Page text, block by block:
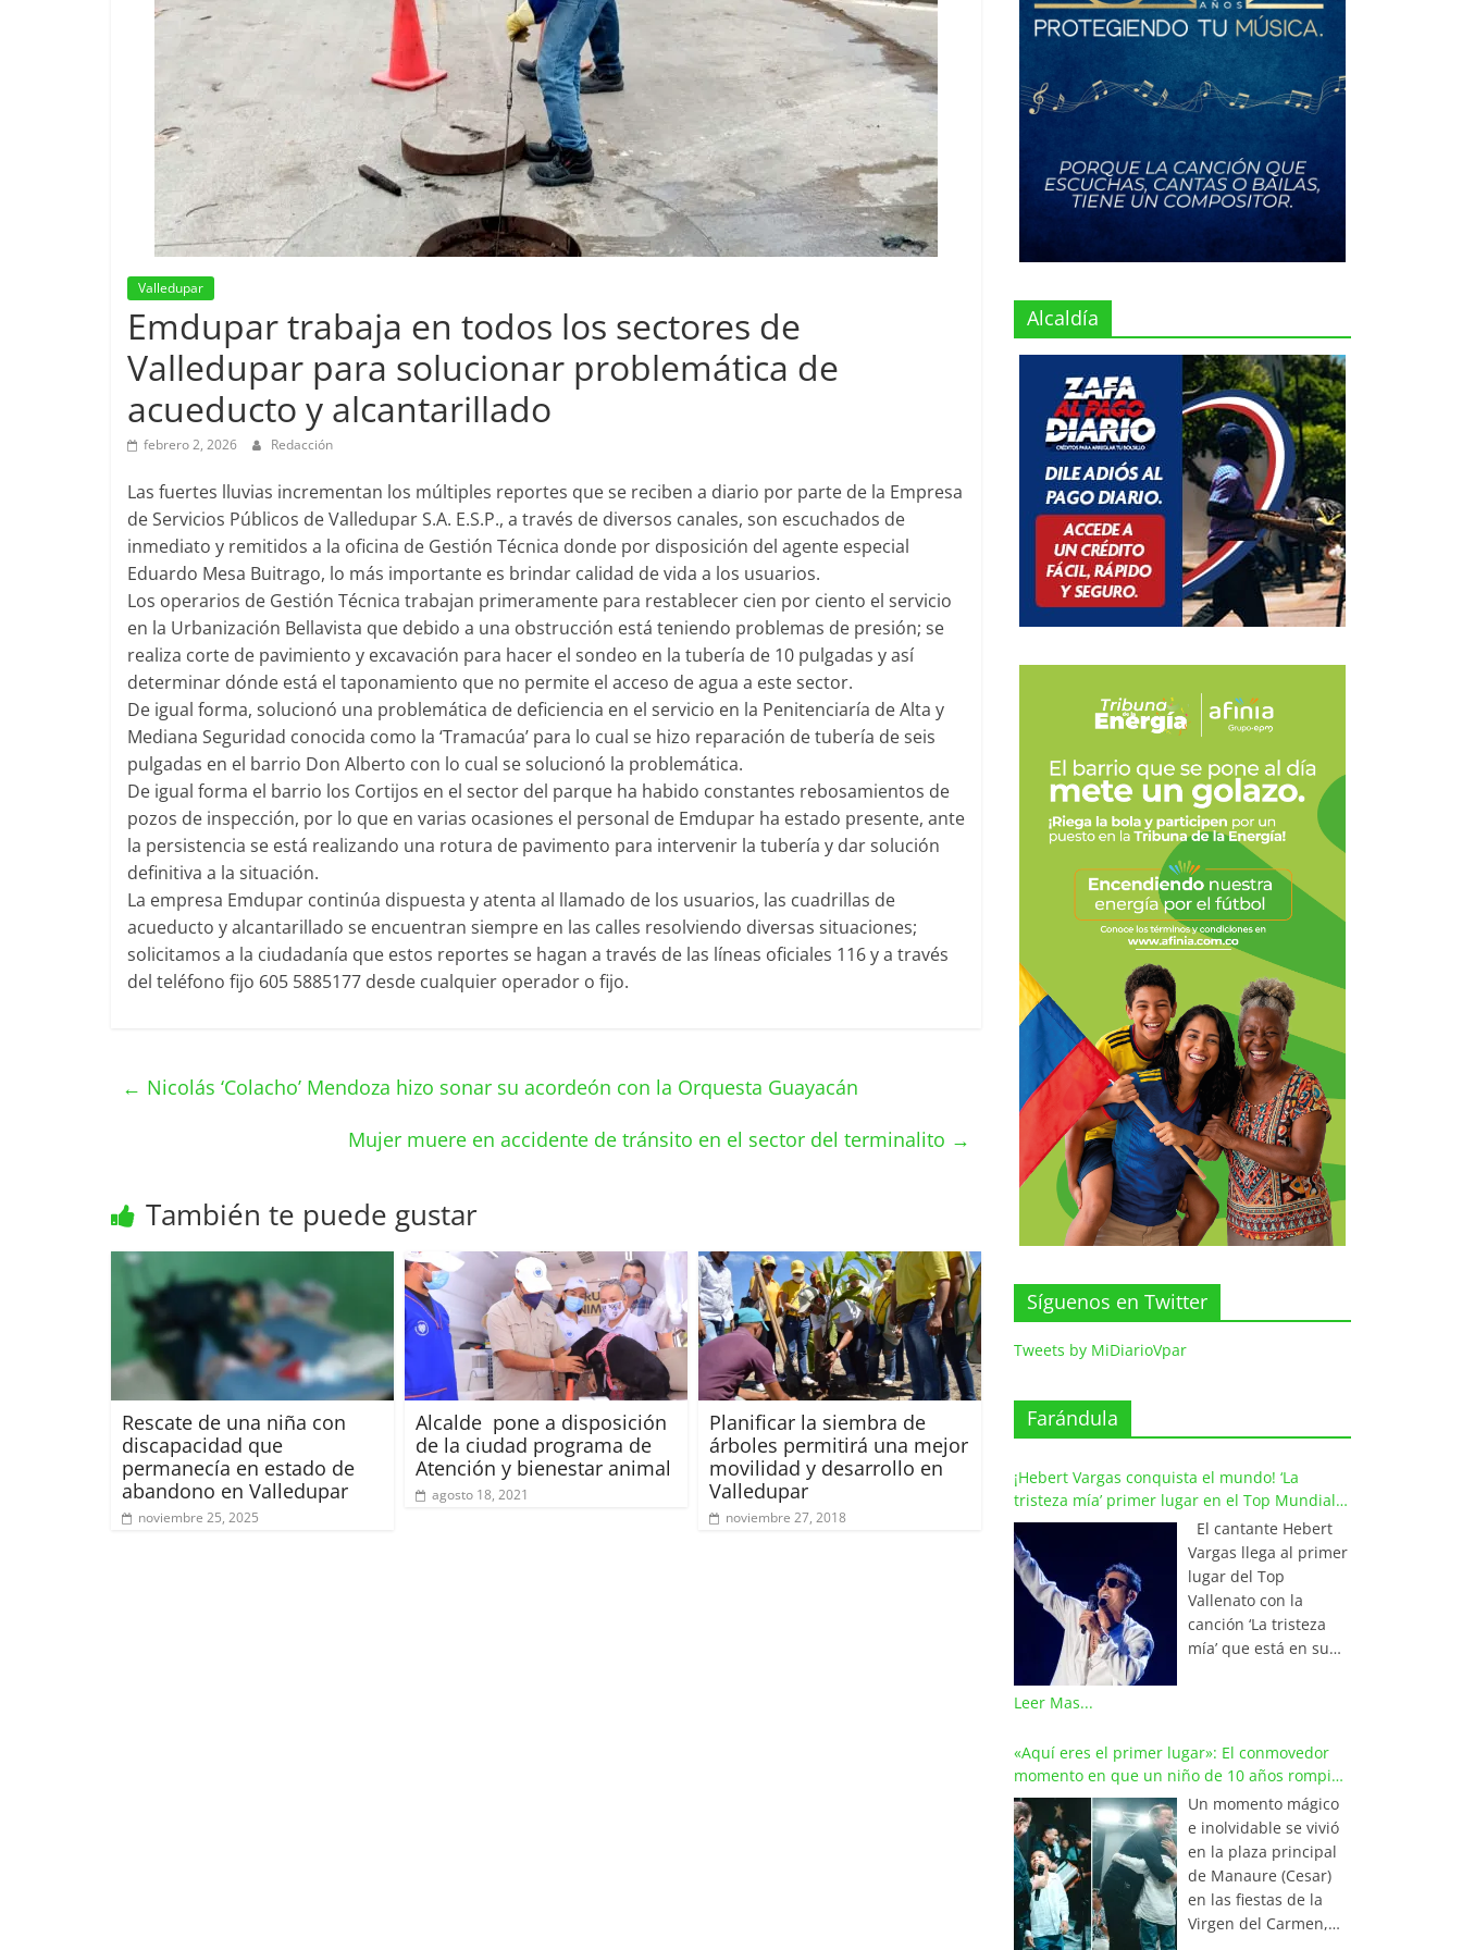
Valledupar
Emdupar trabaja en todos los sectores de
Valledupar para solucionar problemática de
acueducto y alcantarillado
febrero 2, 2026 Redacción
Las fuertes lluvias incrementan los múltiples reportes que se reciben a diario por parte de la Empresa
de Servicios Públicos de Valledupar S.A. E.S.P., a través de diversos canales, son escuchados de
inmediato y remitidos a la oficina de Gestión Técnica donde por disposición del agente especial
Eduardo Mesa Buitrago, lo más importante es brindar calidad de vida a los usuarios.
Los operarios de Gestión Técnica trabajan primeramente para restablecer cien por ciento el servicio
en la Urbanización Bellavista que debido a una obstrucción está teniendo problemas de presión; se
realiza corte de pavimiento y excavación para hacer el sondeo en la tubería de 10 pulgadas y así
determinar dónde está el taponamiento que no permite el acceso de agua a este sector.
De igual forma, solucionó una problemática de deficiencia en el servicio en la Penitenciaría de Alta y
Mediana Seguridad conocida como la ‘Tramacúa’ para lo cual se hizo reparación de tubería de seis
pulgadas en el barrio Don Alberto con lo cual se solucionó la problemática.
De igual forma el barrio los Cortijos en el sector del parque ha habido constantes rebosamientos de
pozos de inspección, por lo que en varias ocasiones el personal de Emdupar ha estado presente, ante
la persistencia se está realizando una rotura de pavimento para intervenir la tubería y dar solución
definitiva a la situación.
La empresa Emdupar continúa dispuesta y atenta al llamado de los usuarios, las cuadrillas de
acueducto y alcantarillado se encuentran siempre en las calles resolviendo diversas situaciones;
solicitamos a la ciudadanía que estos reportes se hagan a través de las líneas oficiales 116 y a través
del teléfono fijo 605 5885177 desde cualquier operador o fijo.
← Nicolás ‘Colacho’ Mendoza hizo sonar su acordeón con la Orquesta Guayacán
Mujer muere en accidente de tránsito en el sector del terminalito →
También te puede gustar
Rescate de una niña con
discapacidad que
permanecía en estado de
abandono en Valledupar
noviembre 25, 2025
Alcalde pone a disposición
de la ciudad programa de
Atención y bienestar animal
agosto 18, 2021
Planificar la siembra de
árboles permitirá una mejor
movilidad y desarrollo en
Valledupar
noviembre 27, 2018
Alcaldía
Síguenos en Twitter
Tweets by MiDiarioVpar
Farándula
¡Hebert Vargas conquista el mundo! ‘La
tristeza mía’ primer lugar en el Top Mundial
del Vallenato
El cantante Hebert
Vargas llega al primer
lugar del Top
Vallenato con la
canción ‘La tristeza
mía’ que está en su
de los listados
musicales en
Colombia y países de
América y Europa.
Esta emotiva
composición del
maestro Wilfran
Castillo se posicionó
en el primer lugar de
Leer Mas...
«Aquí eres el primer lugar»: El conmovedor
momento en que un niño de 10 años rompió
en llanto al cantar con Iván Villazón
Un momento mágico
e inolvidable se vivió
en la plaza principal
de Manaure (Cesar)
en las fiestas de la
Virgen del Carmen,